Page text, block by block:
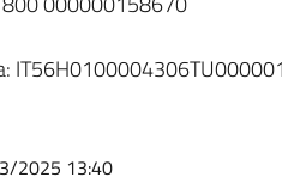
2025 13:40